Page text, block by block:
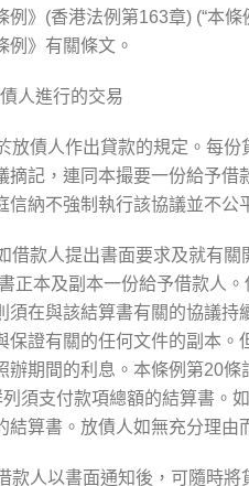
例》(香港法例第163章) (“本
例》有關條文。
人進行的交易
放債人作出貸款的規定。每
摘記，連同本撮要一份給予
信納不強制執行該協議並不公
借款人提出書面要求及就有
正本及副本一份給予借款人
須在與該結算書有關的協議
保證有關的任何文件的副本
辦期間的利息。本條例第20
須支付款項總額的結算書。
結算書。放債人如無充分理
款人以書面通知後，可隨時